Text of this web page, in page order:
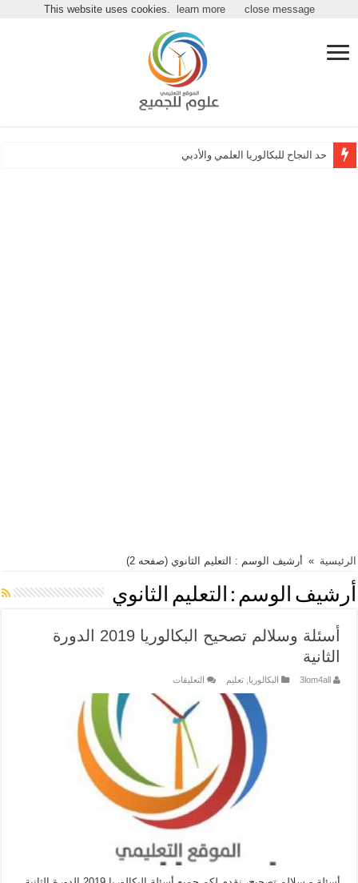
مرحباً بكـ بموقع علوم للجميع
حد النجاح للبكالوريا العلمي والأدبي
الرئيسية » أرشيف الوسم : التعليم الثانوي (صفحه 2)
أرشيف الوسم : التعليم الثانوي
أسئلة وسلالم تصحيح البكالوريا 2019 الدورة
الثانية
3lom4all البكالوريا ,تعليم التعليقات
وسلالم
تصحيح
البكالوريا
This website uses cookies. learn more close message